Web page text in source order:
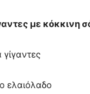
με κόκκινη
γίγαντες
ελαιόλαδο